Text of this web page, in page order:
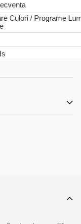
Culori / Programe